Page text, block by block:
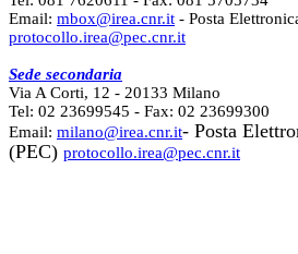
Email: mbox@irea.cnr.it - Posta
protocollo.irea@pec.cnr.it
Sede secondaria
Via A Corti, 12 - 20133 Milano
Tel: 02 23699545 - Fax: 02 23699300
Email: milano@irea.cnr.it- Posta
(PEC) protocollo.irea@pec.cnr.it